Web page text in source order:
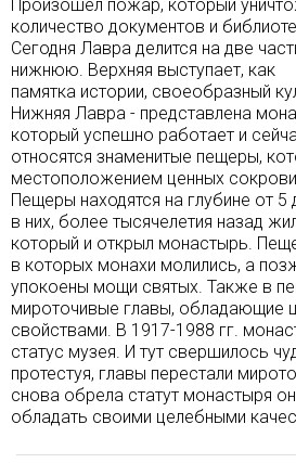
Произошел пожар, который
количество документов и
Сегодня Лавра делится на две
нижнюю. Верхняя выступает, как
памятка истории, своеобразный
Нижняя Лавра - представлена
который успешно работает и
относятся знаменитые пещеры,
местоположением ценных
Пещеры находятся на глубине от
в них, более тысячелетия назад
который и открыл монастырь.
в которых монахи молились, а
упокоены мощи святых. Также в
мироточивые главы, обладающие
свойствами. В 1917-1988 гг.
статус музея. И тут свершилось
протестуя, главы перестали
снова обрела статут монастыря
обладать своими целебными